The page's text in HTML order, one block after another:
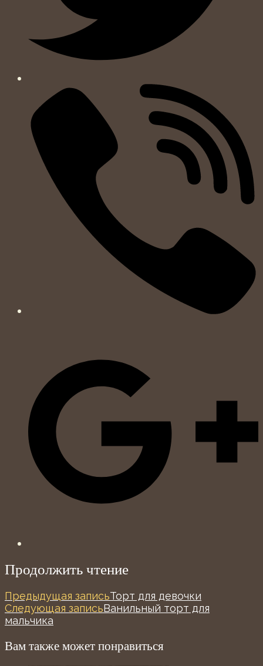
Продолжить чтение
Предыдущая записьТорт для девочки
Следующая записьВанильный торт для
мальчика
Вам также может понравиться